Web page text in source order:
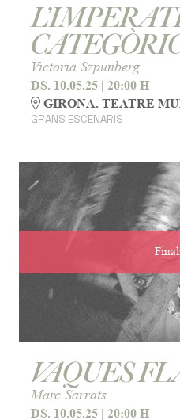
Victoria Szpunberg
DS. 10.05.25 | 20:00 H
GIRONA. TEATRE
GRANS ESCENARIS
VAQUES
Marc Sarrats
DS. 10.05.25 | 20:00 H